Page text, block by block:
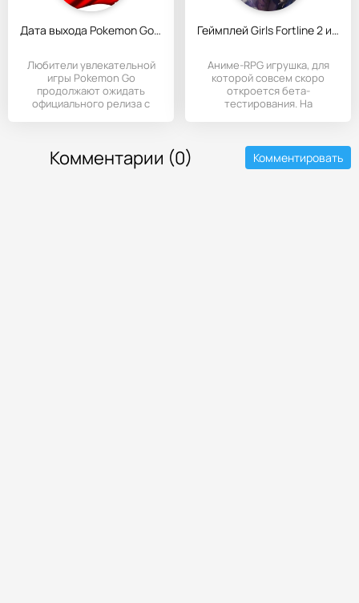
Дата выхода Pokemon Go в России перенесена на несколько дней
Любители увлекательной
игры Pokemon Go
продолжают ожидать
официального релиза с
Геймплей Girls Fortline 2 и открытие бета-теста
Аниме-RPG игрушка, для
которой совсем скоро
откроется бета-
тестирования. На
Комментарии (0) Комментировать